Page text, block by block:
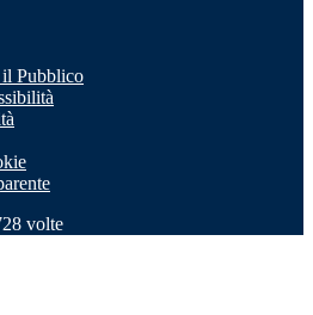
Pubblico
volte